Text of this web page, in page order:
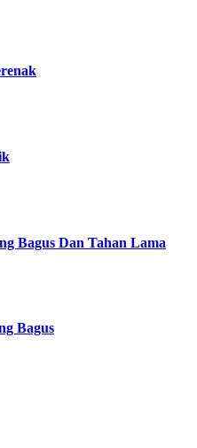
Bagus Dan Tahan Lama
Bagus